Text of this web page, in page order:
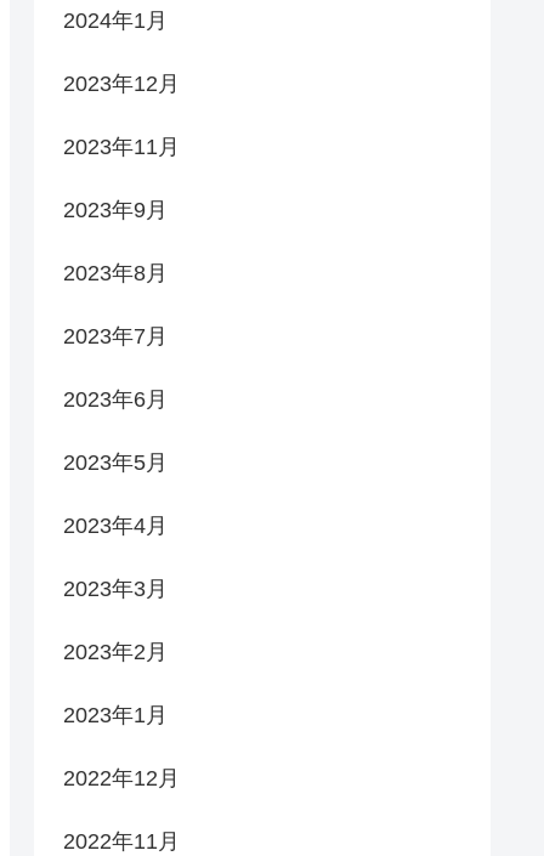
2024年1月
2023年12月
2023年11月
2023年9月
2023年8月
2023年7月
2023年6月
2023年5月
2023年4月
2023年3月
2023年2月
2023年1月
2022年12月
2022年11月